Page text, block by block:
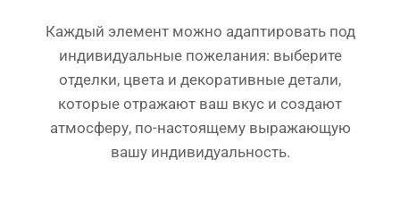
Каждый элемент можно адаптировать под
индивидуальные пожелания: выберите
отделки, цвета и декоративные детали,
которые отражают ваш вкус и создают
атмосферу, по-настоящему выражающую
вашу индивидуальность.